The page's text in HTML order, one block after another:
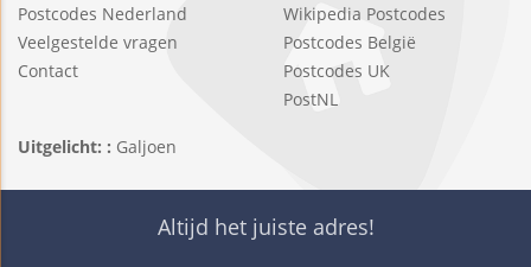
Postcodes Nederland
Veelgestelde vragen
Contact
Wikipedia Postcodes
Postcodes België
Postcodes UK
PostNL
Uitgelicht: : Galjoen
Altijd het juiste adres!